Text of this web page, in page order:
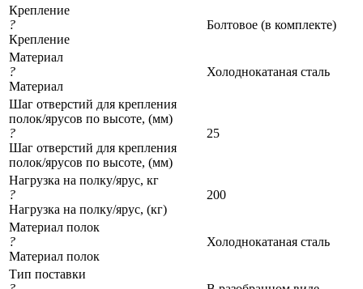
Крепление
?
Крепление
Болтовое (в комплекте)
Материал
?
Материал
Холоднокатаная сталь
Шаг отверстий для крепления
полок/ярусов по высоте, (мм)
?
Шаг отверстий для крепления
полок/ярусов по высоте, (мм)
25
Нагрузка на полку/ярус, кг
?
Нагрузка на полку/ярус, (кг)
200
Материал полок
?
Материал полок
Холоднокатаная сталь
Тип поставки